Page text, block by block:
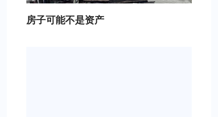
房子可能不是资产